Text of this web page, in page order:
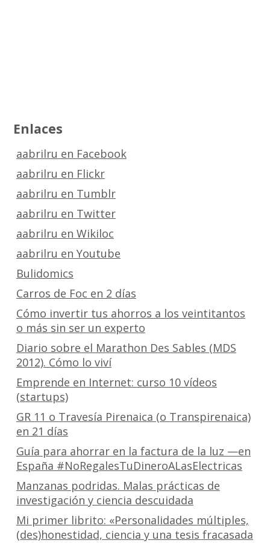
Enlaces
aabrilru en Facebook
aabrilru en Flickr
aabrilru en Tumblr
aabrilru en Twitter
aabrilru en Wikiloc
aabrilru en Youtube
Bulidomics
Carros de Foc en 2 días
Cómo invertir tus ahorros a los veintitantos
o más sin ser un experto
Diario sobre el Marathon Des Sables (MDS
2012). Cómo lo viví
Emprende en Internet: curso 10 vídeos
(startups)
GR 11 o Travesía Pirenaica (o Transpirenaica)
en 21 días
Guía para ahorrar en la factura de la luz —en
España #NoRegalesTuDineroALasElectricas
Manzanas podridas. Malas prácticas de
investigación y ciencia descuidada
Mi primer librito: «Personalidades múltiples,
(des)honestidad, ciencia y una tesis fracasada